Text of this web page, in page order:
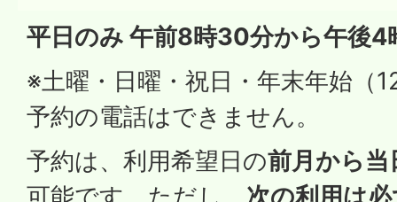
平日のみ 午前8時30分から午後4
※土曜・日曜・祝日・年末年始（
予約の電話はできません。
予約は、利用希望日の前月から
可能です。ただし、 次の利用は